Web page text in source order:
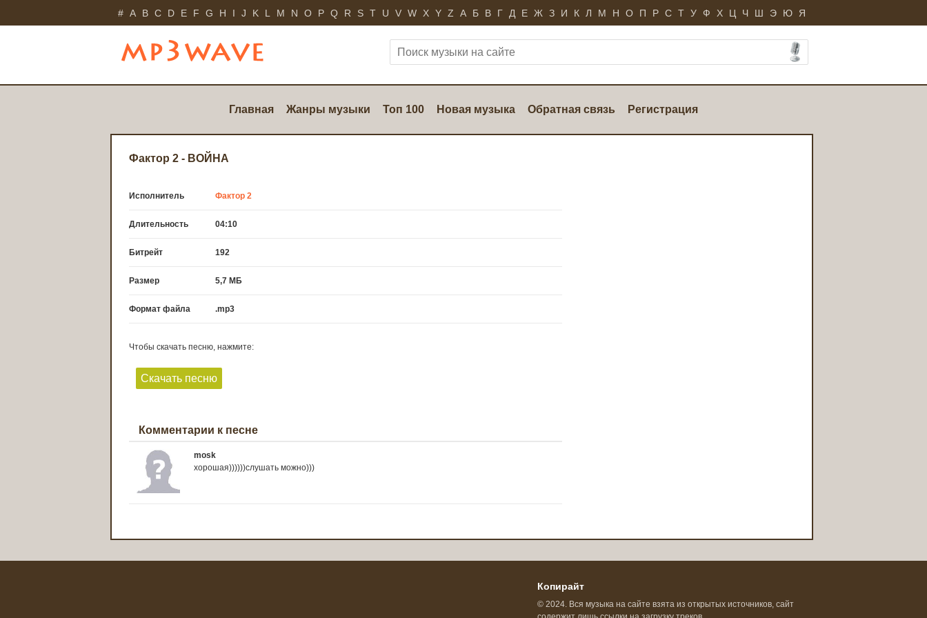
# A B C D E F G H I J K L M N O P Q R S T U V W X Y Z А Б В Г Д Е Ж З И К Л М Н О П Р С Т У Ф Х Ц Ч Ш Э Ю Я
Главная Жанры музыки Топ 100 Новая музыка Обратная связь Регистрация
Фактор 2 - ВОЙНА
Исполнитель Фактор 2
Длительность 04:10
Битрейт 192
Размер 5,7 МБ
Формат файла .mp3
Чтобы скачать песню, нажмите:
Скачать песню
Комментарии к песне
mosk
хорошая))))))слушать можно)))
Копирайт
© 2024. Вся музыка на сайте взята из открытых источников, сайт